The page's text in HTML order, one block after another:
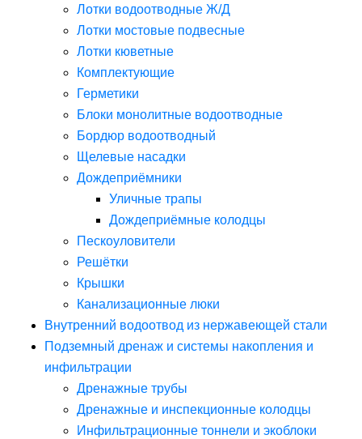
Лотки водоотводные Ж/Д
Лотки мостовые подвесные
Лотки кюветные
Комплектующие
Герметики
Блоки монолитные водоотводные
Бордюр водоотводный
Щелевые насадки
Дождеприёмники
Уличные трапы
Дождеприёмные колодцы
Пескоуловители
Решётки
Крышки
Канализационные люки
Внутренний водоотвод из нержавеющей стали
Подземный дренаж и системы накопления и
инфильтрации
Дренажные трубы
Дренажные и инспекционные колодцы
Инфильтрационные тоннели и экоблоки